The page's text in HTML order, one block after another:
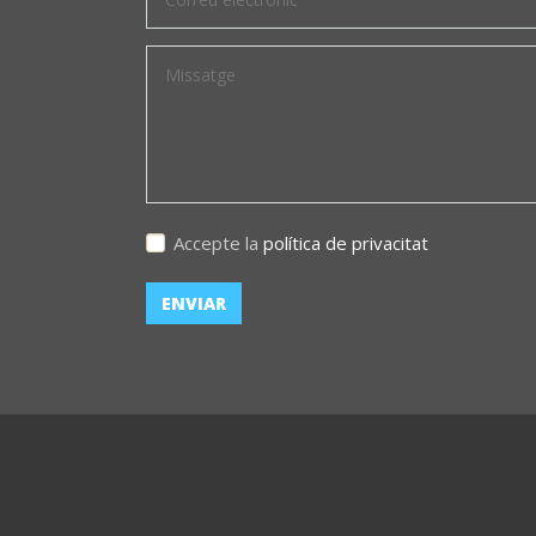
Accepte la política de privacitat